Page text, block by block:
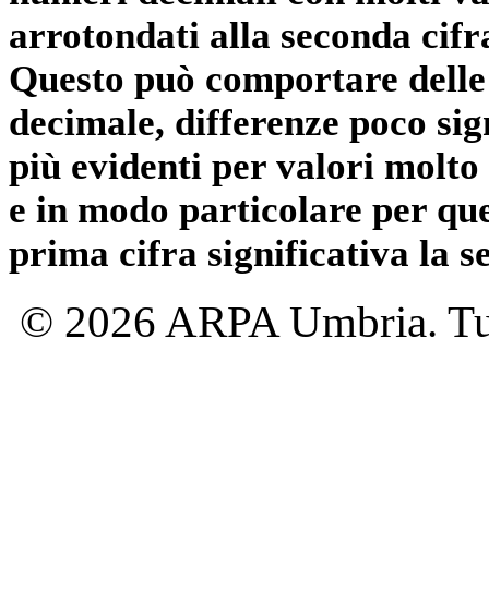
arrotondati alla seconda
Questo può comportare
decimale, differenze poco
più evidenti per valori
e in modo particolare per
prima cifra significativa la
© 2026 ARPA Umbria.